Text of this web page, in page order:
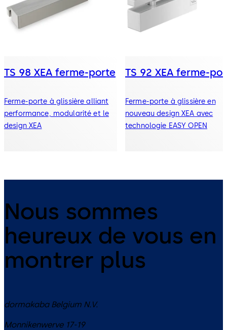
TS 98 XEA ferme-porte
Ferme-porte à glissière alliant
performance, modularité et le
design XEA
TS 92 XEA ferme-
Ferme-porte à glissière en
nouveau design XEA avec
technologie EASY OPEN
Nous sommes
heureux de vous en
montrer plus
dormakaba Belgium N.V.
Monnikenwerve 17-19